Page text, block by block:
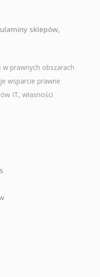
w prawnych obszarach
wsparcie prawne
IT, własności